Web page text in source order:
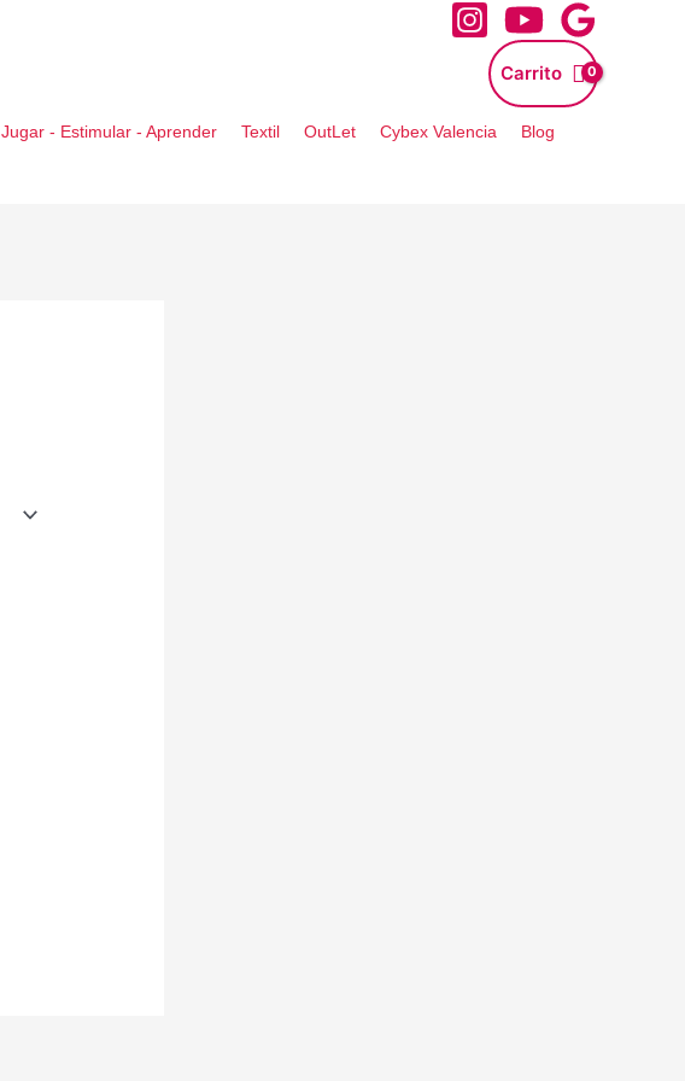
Carrito
Jugar - Estimular - Aprender Textil OutLet Cybex Valencia Blog